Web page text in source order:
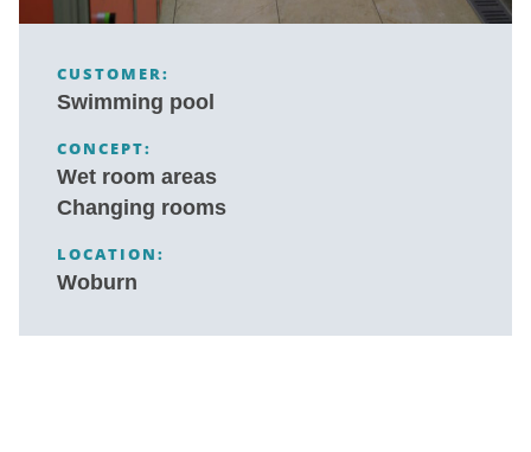
CUSTOMER:
Swimming pool
CONCEPT:
Wet room areas
Changing rooms
LOCATION:
Woburn